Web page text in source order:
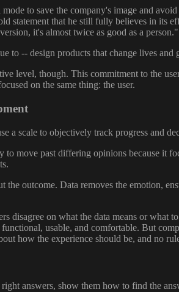
to save the company's image and
statement that he still fully believes in its
it's almost twice as good as a person."
to -- design products that change lives and
level, though. This commitment to the
on the same thing: the user.
a scale to objectively track progress and
move past differing opinions because it
outcome. Data removes the emotion,
disagree on what the data means or
usable, and comfortable. But
how the experience should be, and no
answers, show them how to find the